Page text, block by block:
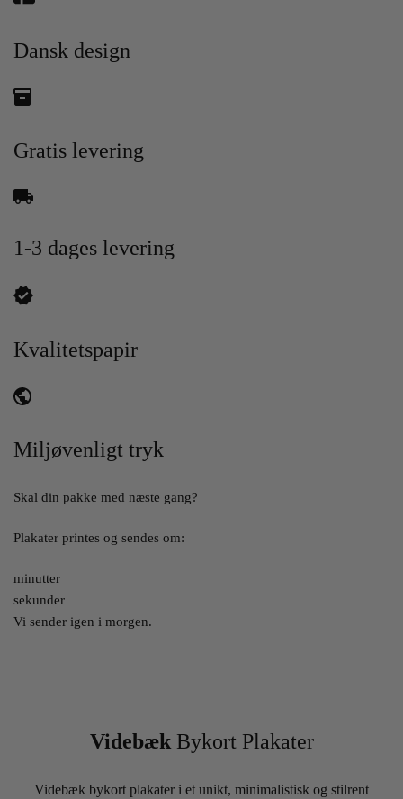
Dansk design
Gratis levering
1-3 dages levering
Kvalitetspapir
Miljøvenligt tryk
Skal din pakke med næste gang?
Plakater printes og sendes om:
minutter
sekunder
Vi sender igen i morgen.
VidebækBykort Plakater
Videbæk bykort plakater i et unikt, minimalistisk og stilrent